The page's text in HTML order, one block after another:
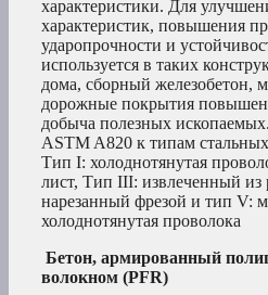
характеристики. Для
характеристик, повышения
ударопрочности и
используется в таких
дома, сборный железобетон,
дорожные покрытия
добыча полезных
ASTM A820 к типам
Тип I: холоднотянутая
лист, Тип III: извлеченный из
нарезанный фрезой и тип V:
холоднотянутая проволока
Бетон, армированный
волокном (PFR)